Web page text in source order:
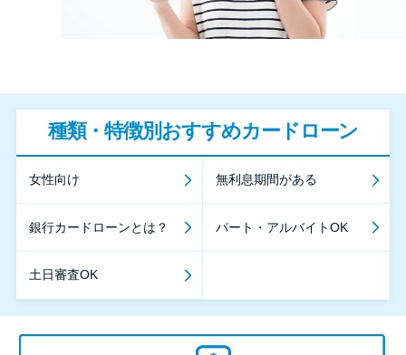
種類・特徴別おすすめカードローン
女性向け 無利息期間がある
銀行カードローンとは？ パート・アルバイトOK
土日審査OK